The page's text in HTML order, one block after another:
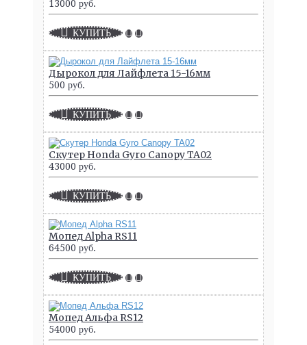
13000 руб.
КУПИТЬ
Дырокол для Лайфлета 15-16мм
500 руб.
КУПИТЬ
Скутер Honda Gyro Canopy TA02
43000 руб.
КУПИТЬ
Мопед Alpha RS11
64500 руб.
КУПИТЬ
Мопед Альфа RS12
54000 руб.